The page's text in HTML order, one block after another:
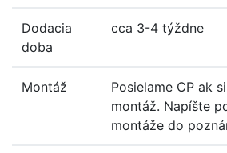
Dodacia
doba
cca 3-4 týždne
Montáž
Posielame CP ak
montáž. Napíšte
montáže do